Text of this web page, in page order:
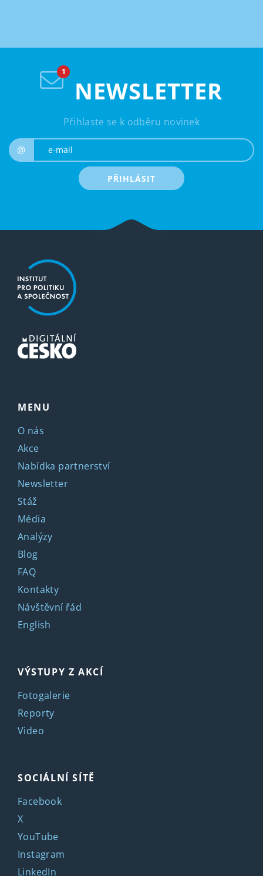
NEWSLETTER
Přihlaste se k odběru novinek
@
PŘIHLÁSIT
MENU
O nás
Akce
Nabídka partnerství
Newsletter
Stáž
Média
Analýzy
Blog
FAQ
Kontakty
Návštěvní řád
English
VÝSTUPY Z AKCÍ
Fotogalerie
Reporty
Video
SOCIÁLNÍ SÍTĚ
Facebook
X
YouTube
Instagram
LinkedIn